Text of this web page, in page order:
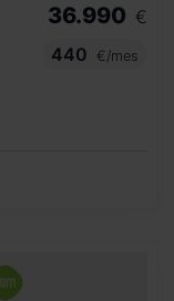
36.990 €
440
€/mes